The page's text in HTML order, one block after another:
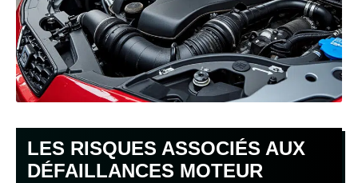
LES RISQUES ASSOCIÉS AUX
DÉFAILLANCES MOTEUR